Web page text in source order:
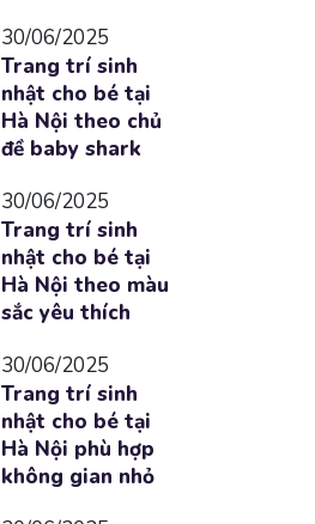
30/06/2025
Trang trí sinh
nhật cho bé tại
Hà Nội theo chủ
đề baby shark
30/06/2025
Trang trí sinh
nhật cho bé tại
Hà Nội theo màu
sắc yêu thích
30/06/2025
Trang trí sinh
nhật cho bé tại
Hà Nội phù hợp
không gian nhỏ